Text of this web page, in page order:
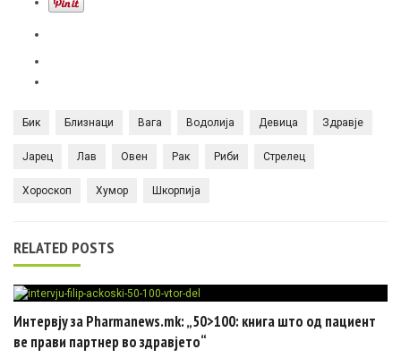
Бик Близнаци Вага Водолија Девица Здравје
Јарец Лав Овен Рак Риби Стрелец
Хороскоп Хумор Шкорпија
RELATED POSTS
Интервју за Pharmanews.mk: „50>100: книга што од пациент
ве прави партнер во здравјето“